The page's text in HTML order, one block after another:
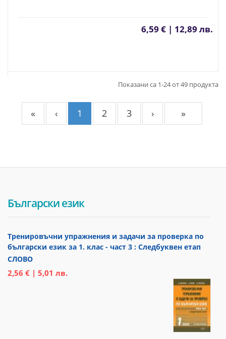
6,59 € | 12,89 лв.
Показани са 1-24 от 49 продукта
« ‹ 1 2 3 › »
Български език
Тренировъчни упражнения и задачи за проверка по
български език за 1. клас - част 3 : Следбуквен етап
СЛОВО
2,56 € | 5,01 лв.